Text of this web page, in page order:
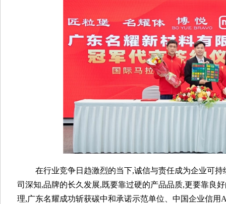
在行业竞争日趋激烈的当下,诚信与责任成为企业可
司深知,品牌的长久发展,既要靠过硬的产品品质,更要靠良
理,广东名耀成功斩获碳中和承诺示范单位、中国企业信